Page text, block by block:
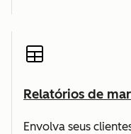
Relatórios de
Envolva seus